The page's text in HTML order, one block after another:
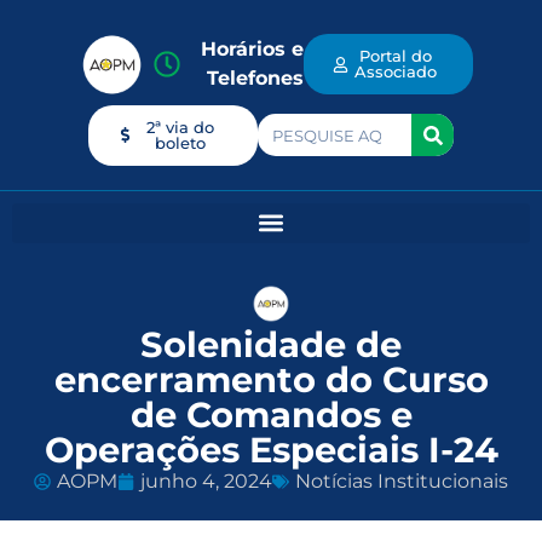
Horários e
Telefones
Portal do
Associado
2ª via do
boleto
Solenidade de
encerramento do Curso
de Comandos e
Operações Especiais I-24
AOPM junho 4, 2024 Notícias Institucionais